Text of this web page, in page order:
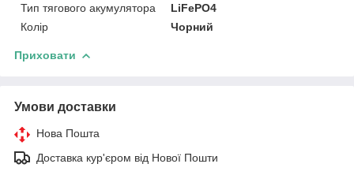
Тип тягового акумулятора
LiFePO4
Колір
Чорний
Приховати
Умови доставки
Нова Пошта
Доставка кур'єром від Нової Пошти